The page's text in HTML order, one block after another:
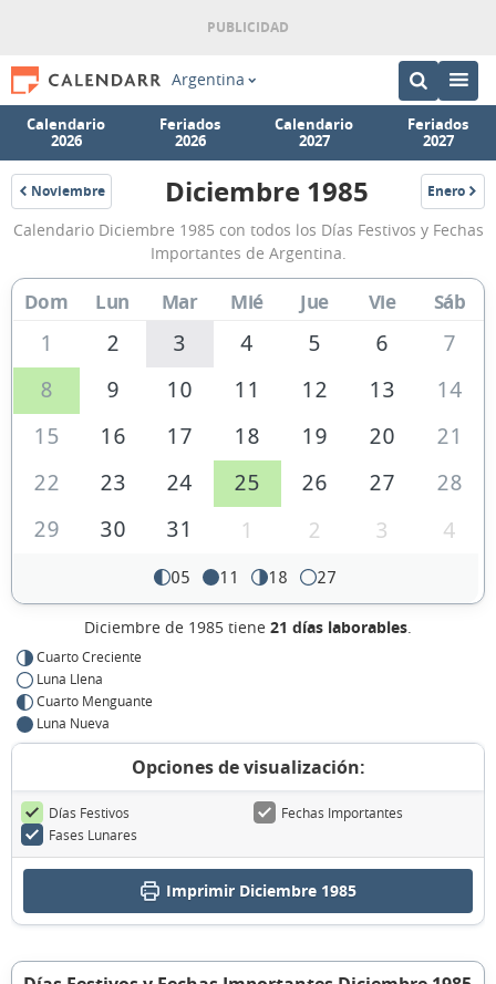
Argentina
Calendario
2026
Feriados
2026
Calendario
2027
Feriados
2027
Noviembre
1985
Calendario
Diciembre
1985
Argentina
Diciembre 1985 Enero
1986
Calendario Diciembre 1985 con todos los Días Festivos y Fechas
Importantes de Argentina.
Dom Lun Mar Mié Jue Vie Sáb
1 2 3 4 5 6
7
8
9 10 11 12 13
14
15
16 17 18 19 20
21
22
23 24 25 26 27
28
29
30 31 1 2 3 4
05 11 18 27
Diciembre de 1985 tiene 21 días laborables.
Cuarto Creciente
Luna Llena
Cuarto Menguante
Luna Nueva
Opciones de visualización:
Días Festivos
Fechas Importantes
Fases Lunares
Imprimir Diciembre 1985